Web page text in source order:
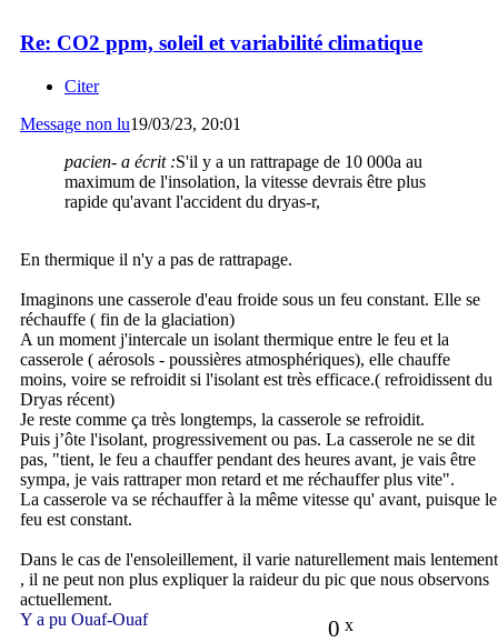
Re: CO2 ppm, soleil et variabilité climatique
Citer
Message non lu19/03/23, 20:01
pacien- a écrit :S'il y a un rattrapage de 10 000a au
maximum de l'insolation, la vitesse devrais être plus
rapide qu'avant l'accident du dryas-r,
En thermique il n'y a pas de rattrapage.
Imaginons une casserole d'eau froide sous un feu constant. Elle se
réchauffe ( fin de la glaciation)
A un moment j'intercale un isolant thermique entre le feu et la
casserole ( aérosols - poussières atmosphériques), elle chauffe
moins, voire se refroidit si l'isolant est très efficace.( refroidissent du
Dryas récent)
Je reste comme ça très longtemps, la casserole se refroidit.
Puis j’ôte l'isolant, progressivement ou pas. La casserole ne se dit
pas, "tient, le feu a chauffer pendant des heures avant, je vais être
sympa, je vais rattraper mon retard et me réchauffer plus vite".
La casserole va se réchauffer à la même vitesse qu' avant, puisque le
feu est constant.
Dans le cas de l'ensoleillement, il varie naturellement mais lentement
, il ne peut non plus expliquer la raideur du pic que nous observons
actuellement.
0 x
Y a pu Ouaf-Ouaf